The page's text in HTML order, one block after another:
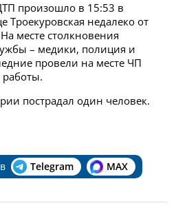
произошло в 15:53 в
Троекуровская недалеко от
месте столкновения
– медики, полиция и
провели на месте ЧП
пострадал один человек.
Telegram MAX